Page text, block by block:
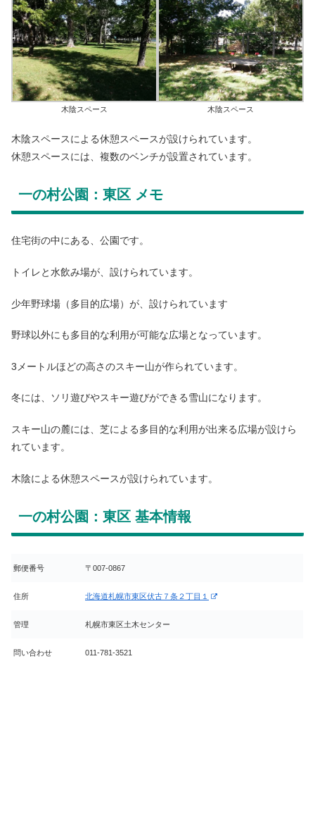
木陰スペース 木陰スペース
木陰スペースによる休憩スペースが設けられています。
休憩スペースには、複数のベンチが設置されています。
一の村公園：東区 メモ
住宅街の中にある、公園です。
トイレと水飲み場が、設けられています。
少年野球場（多目的広場）が、設けられています
野球以外にも多目的な利用が可能な広場となっています。
3メートルほどの高さのスキー山が作られています。
冬には、ソリ遊びやスキー遊びができる雪山になります。
スキー山の麓には、芝による多目的な利用が出来る広場が設けら
れています。
木陰による休憩スペースが設けられています。
一の村公園：東区 基本情報
郵便番号 〒007-0867
住所 北海道札幌市東区伏古７条２丁目１
管理 札幌市東区土木センター
問い合わせ 011-781-3521